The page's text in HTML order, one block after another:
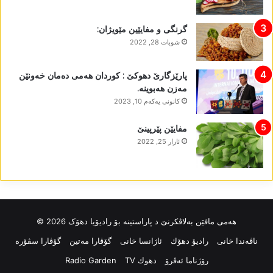
گرنگی و مفایێین مێویژان:
شوبات 28, 2022
پارێزگارێ دھوکێ : کوردان ھەمی دەمان خەونێن
مەزن ھەبوینە.
كانونی یه‌كه‌م 10, 2023
مفایێن پێرپینێ
ئازار 25, 2022
ھەمی مافێن بەلاڤکرنێ د پاراستینە بۆ رادیۆیا دھۆک 2026 ©
ناڤه‌ندا خانی
رادیۆ دهۆك ئاژانسا خانی گۆڤارا مەتین
گۆڤارا سڤۆرە
رۆژناما ئەڤرۆ
دهوك TV Radio Garden